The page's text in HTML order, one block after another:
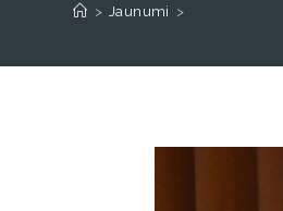
> Jaunumi >